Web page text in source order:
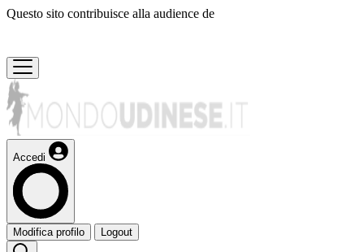
Questo sito contribuisce alla audience de
Accedi
Modifica profilo Logout